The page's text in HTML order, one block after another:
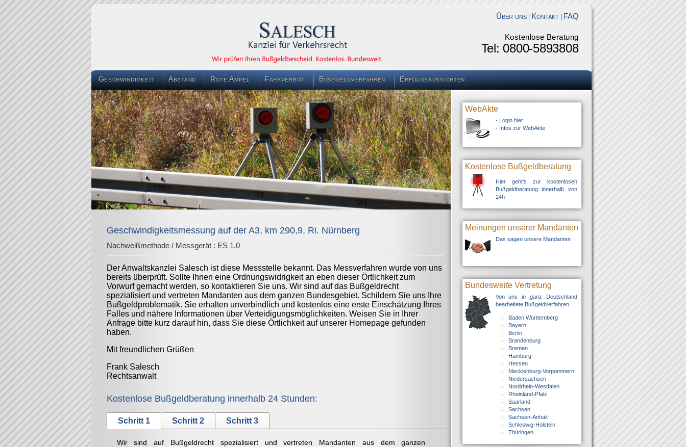
Über uns Kontakt FAQ
Kostenlose Beratung
Tel: 0800-5893808
Geschwindigkeit Abstand Rote Ampel Fahrverbot Bußgeldverfahren Erfolgsaussichten
WebAkte
- Login hier
- Infos zur WebAkte
Kostenlose Bußgeldberatung
Hier geht's zur kostenlosen
Bußgeldberatung innerhalb von
24h
Meinungen unserer Mandanten
Das sagen unsere Mandanten
Bundesweite Vertretung
Von uns in ganz Deutschland
bearbeitete Bußgeldverfahren
Baden Württemberg
Bayern
Berlin
Brandenburg
Bremen
Hamburg
Hessen
Mecklenburg-Vorpommern
Niedersachsen
Nordrhein-Westfalen
Rheinland-Pfalz
Saarland
Sachsen
Sachsen-Anhalt
Schleswig-Holstein
Thüringen
Geschwindigkeitsmessung auf der A3, km 290,9, Ri. Nürnberg
Nachweißmethode / Messgerät : ES 1.0
Der Anwaltskanzlei Salesch ist diese Messstelle bekannt. Das Messverfahren wurde von uns
bereits überprüft. Sollte Ihnen eine Ordnungswidrigkeit an eben dieser Örtlichkeit zum
Vorwurf gemacht werden, so kontaktieren Sie uns. Wir sind auf das Bußgeldrecht
spezialisiert und vertreten Mandanten aus dem ganzen Bundesgebiet. Schildern Sie uns Ihre
Bußgeldproblematik. Sie erhalten unverbindlich und kostenlos eine erste Einschätzung Ihres
Falles und nähere Informationen über Verteidigungsmöglichkeiten. Weisen Sie in Ihrer
Anfrage bitte kurz darauf hin, dass Sie diese Örtlichkeit auf unserer Homepage gefunden
haben.
Mit freundlichen Grüßen
Frank Salesch
Rechtsanwalt
Kostenlose Bußgeldberatung innerhalb 24 Stunden:
Schritt 1 Schritt 2 Schritt 3
Wir sind auf Bußgeldrecht spezialisiert und vertreten Mandanten aus dem ganzen